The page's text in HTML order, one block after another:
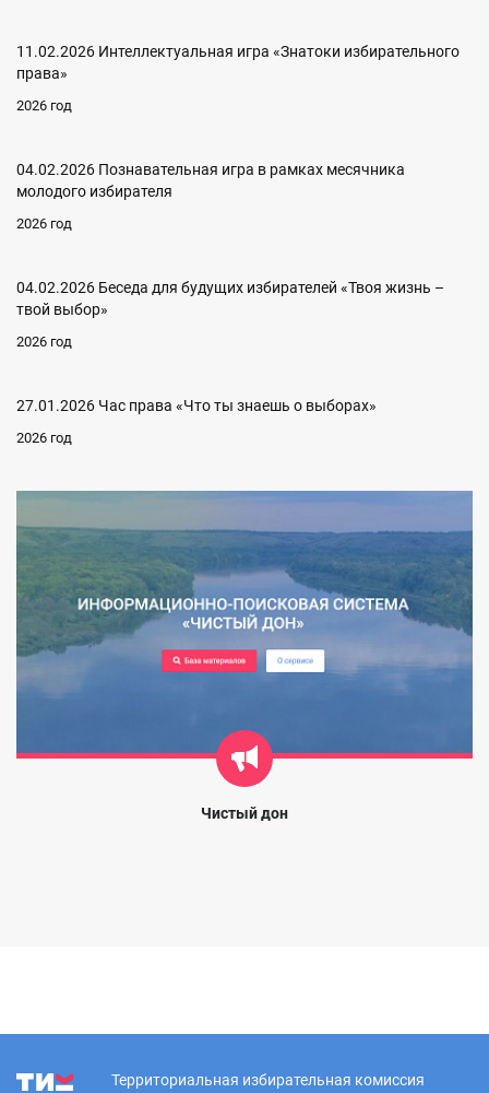
11.02.2026 Интеллектуальная игра «Знатоки избирательного
права»
2026 год
04.02.2026 Познавательная игра в рамках месячника
молодого избирателя
2026 год
04.02.2026 Беседа для будущих избирателей «Твоя жизнь –
твой выбор»
2026 год
27.01.2026 Час права «Что ты знаешь о выборах»
2026 год
Чистый дон
Территориальная избирательная комиссия